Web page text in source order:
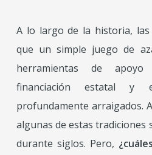
A lo largo de la historia,
que un simple juego de
herramientas de
financiación estatal y
profundamente arraigados.
algunas de estas tradiciones
durante siglos. Pero,